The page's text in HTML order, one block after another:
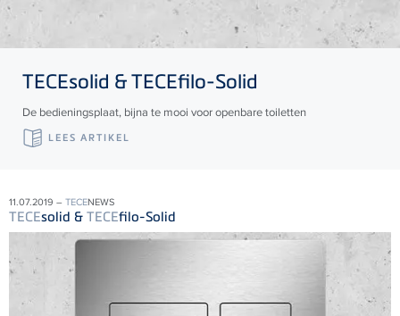
TECEsolid &TECEfilo-Solid
De bedieningsplaat, bijna te mooi voor openbare toiletten
LEES ARTIKEL
11.07.2019 – TECENEWS
TECEsolid & TECEfilo-Solid